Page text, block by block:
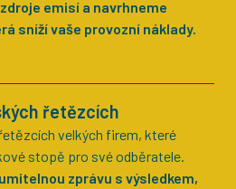
emisí a navrhneme
sníží vaše provozní náklady.
řetězcích
velkých firem, které
stopě pro své odběratele.
zprávu s výsledkem,